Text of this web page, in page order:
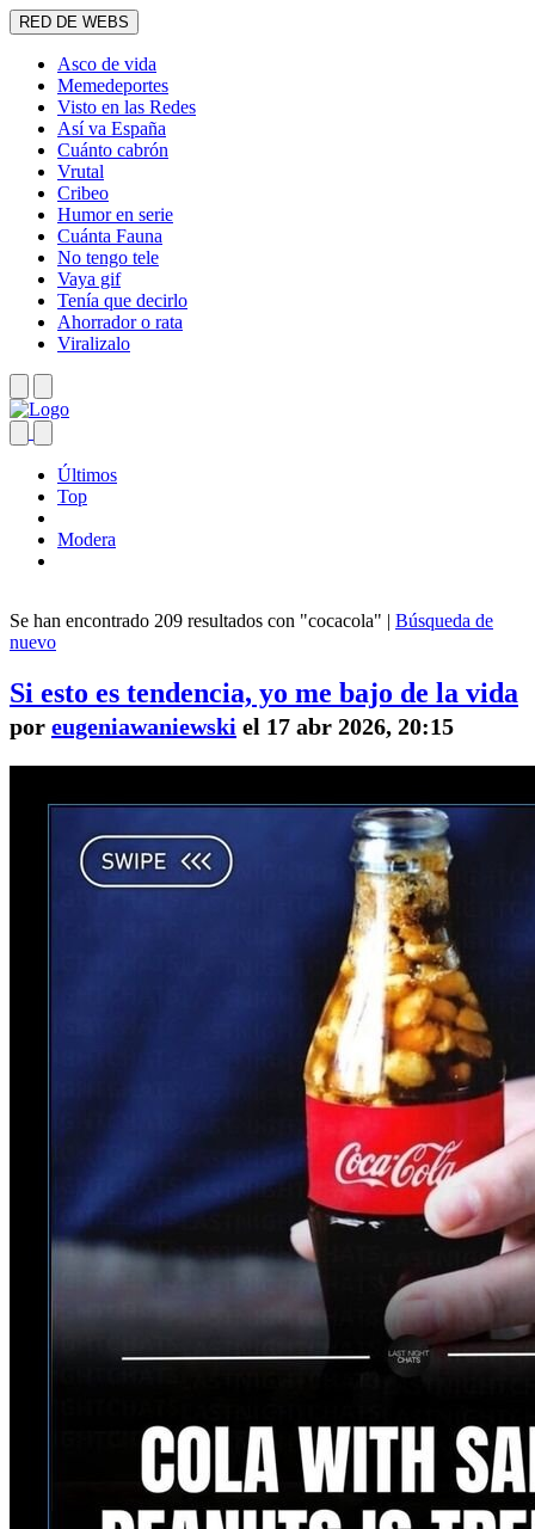
RED DE WEBS
Asco de vida
Memedeportes
Visto en las Redes
Así va España
Cuánto cabrón
Vrutal
Cribeo
Humor en serie
Cuánta Fauna
No tengo tele
Vaya gif
Tenía que decirlo
Ahorrador o rata
Viralizalo
Últimos
Top
Modera
Se han encontrado 209 resultados con "cocacola" | Búsqueda de
nuevo
Si esto es tendencia, yo me bajo de la vida
por eugeniawaniewski el 17 abr 2026, 20:15